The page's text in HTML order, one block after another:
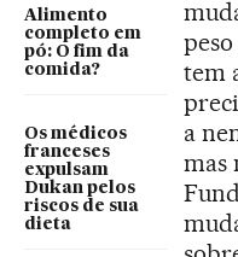
Alimento
completo em
pó: O fim da
comida?
Os médicos
franceses
expulsam
Dukan pelos
riscos de sua
dieta
tem
a
mas